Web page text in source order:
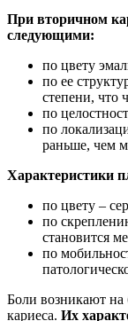
При вторичном
следующими:
по цвету
по ее
степени, что
по
по
раньше, чем
Характеристики
по цвету –
по
становится
по
Боли возникают на
кариеса. Их